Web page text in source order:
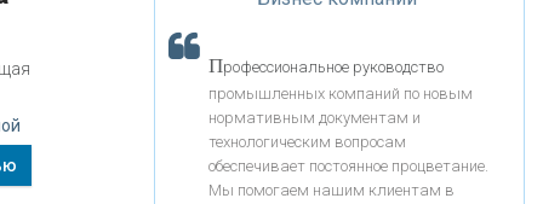
«РОСЕВРОБАНК»
«ПРЕСС-СЛУЖБА ВТБ24»
«Интервью»
Профессиональное руководство
промышленных компаний по новым
нормативным документам и
технологическим вопросам
обеспечивает постоянное процветание.
Мы помогаем нашим клиентам в